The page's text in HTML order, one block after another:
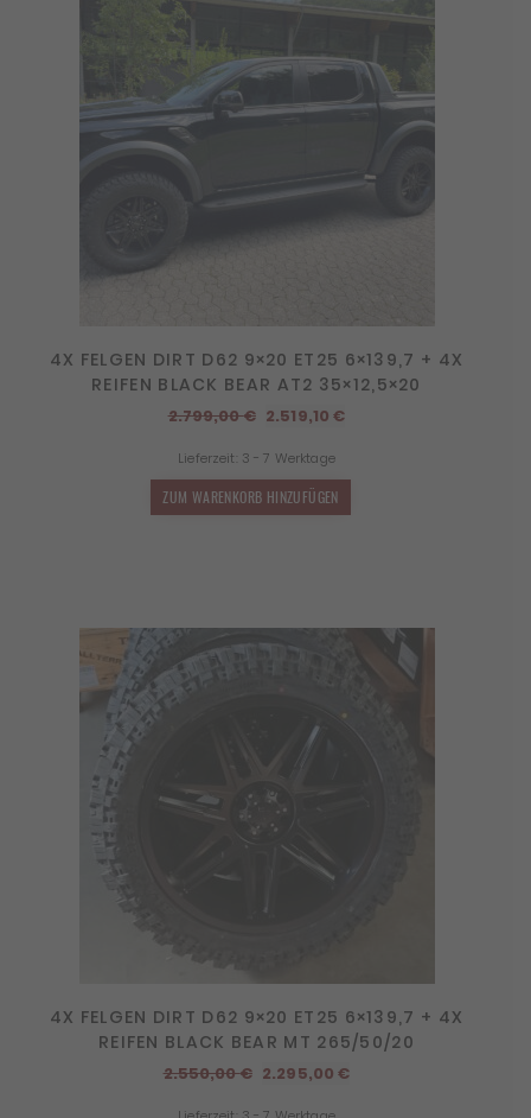
4X FELGEN DIRT D62 9×20 ET25 6×139,7 + 4X
REIFEN BLACK BEAR AT2 35×12,5×20
2.799,00€ Ursprünglicher
war:
2.799,00 €
2.519,10€Aktueller
Lieferzeit: 3 - 7 Werktage
ZUM WARENKORB HINZUFÜGEN
4X FELGEN DIRT D62 9×20 ET25 6×139,7 + 4X
REIFEN BLACK BEAR MT 265/50/20
2.550,00€ Ursprünglicher
2.295,00€Aktueller